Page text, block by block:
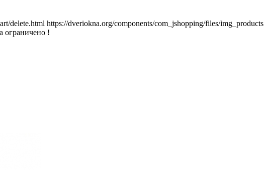
delete.html https://dveriokna.org/components/com_jshopping/files/img_products
ограничено !